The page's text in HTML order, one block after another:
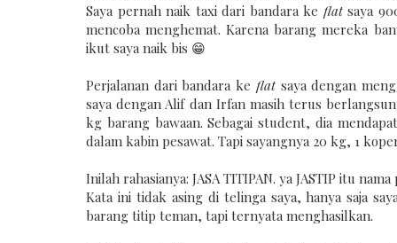
Saya pernah naik taxi dari bandara ke flatsaya
mencoba menghemat. Karena barang mereka
ikut saya naik bis 😁
Perjalanan dari bandara ke flatsaya dengan
saya dengan Alif dan Irfan masih terus
kg barang bawaan. Sebagai student, dia
dalam kabin pesawat. Tapi sayangnya 20 kg, 1
Inilah rahasianya: JASA TITIPAN. ya JASTIP itu
Kata ini tidak asing di telinga saya, hanya saja
barang titip teman, tapi ternyata menghasilkan.